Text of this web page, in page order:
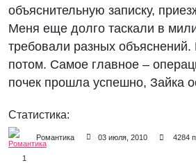
объяснительную записку,
Меня еще долго таскали в
требовали разных
потом. Самое главное –
почек прошла успешно, Зайка
Статистика:
Романтика 03 июля, 2010 4284
1